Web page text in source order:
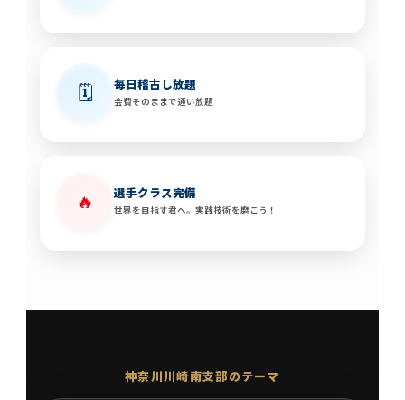
🗓️ 毎日稽古し放題
会費そのままで通い放題
🔥 選手クラス完備
世界を目指す君へ。実践技術を磨こう！
神奈川川崎南支部のテーマ